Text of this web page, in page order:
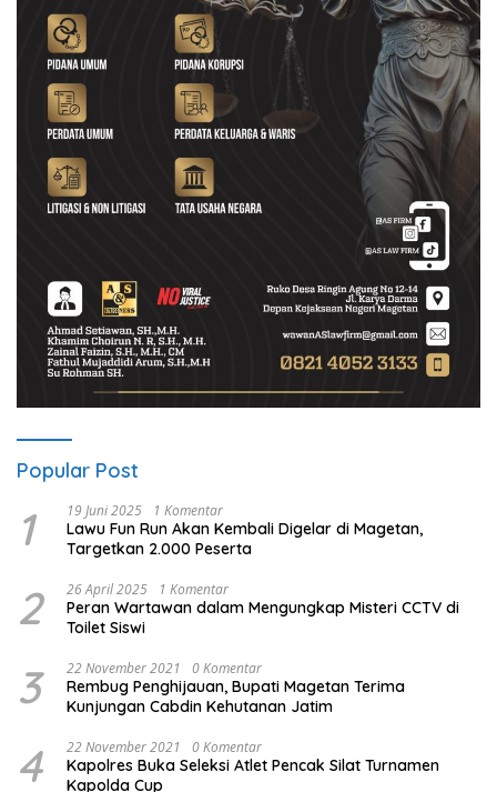
Popular Post
1 19 Juni 2025 1 Komentar
Lawu Fun Run Akan Kembali Digelar di Magetan,
Targetkan 2.000 Peserta
2 26 April 2025 1 Komentar
Peran Wartawan dalam Mengungkap Misteri CCTV di
Toilet Siswi
3 22 November 2021 0 Komentar
Rembug Penghijauan, Bupati Magetan Terima
Kunjungan Cabdin Kehutanan Jatim
4 22 November 2021 0 Komentar
Kapolres Buka Seleksi Atlet Pencak Silat Turnamen
Kapolda Cup